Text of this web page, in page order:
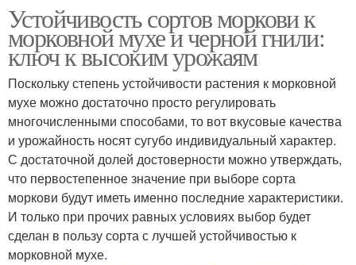
Устойчивость сортов моркови к
морковной мухе и черной гнили:
ключ к высоким урожаям
Поскольку степень устойчивости растения к морковной
мухе можно достаточно просто регулировать
многочисленными способами, то вот вкусовые качества
и урожайность носят сугубо индивидуальный характер.
С достаточной долей достоверности можно утверждать,
что первостепенное значение при выборе сорта
моркови будут иметь именно последние характеристики.
И только при прочих равных условиях выбор будет
сделан в пользу сорта с лучшей устойчивостью к
морковной мухе.